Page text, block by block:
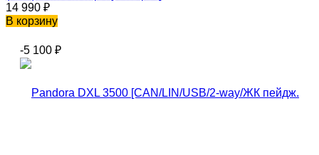
14 990 ₽
В корзину
-5 100 ₽